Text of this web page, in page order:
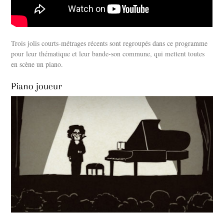
Trois jolis courts-métrages récents sont regroupés dans ce programme
pour leur thématique et leur bande-son commune, qui mettent toutes
en scène un piano.
Piano joueur